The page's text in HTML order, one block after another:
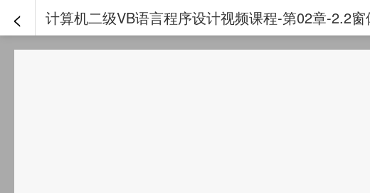
< 计算机二级VB语言程序设计视频课程-第02章-2.2